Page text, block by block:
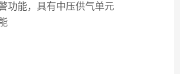
功能，具有中压供气单元